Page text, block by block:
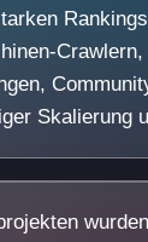
Skalierung